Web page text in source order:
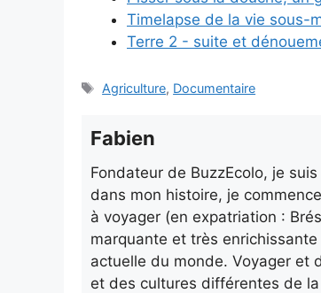
Timelapse de la vie sous-
Terre 2 - suite et
Étiquettes
Agriculture, Documentaire
Fabien
Fondateur de BuzzEcolo, je
dans mon histoire, je
à voyager (en expatriation :
marquante et très
actuelle du monde. Voyager et
et des cultures différentes de